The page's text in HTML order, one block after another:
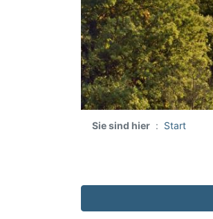
Sie sind hier Start